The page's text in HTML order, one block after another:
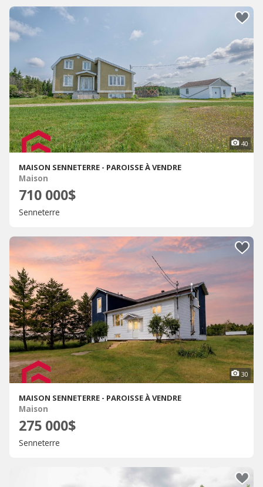
40
MAISON SENNETERRE - PAROISSE À VENDRE
Maison
710 000$
Senneterre
30
MAISON SENNETERRE - PAROISSE À VENDRE
Maison
275 000$
Senneterre